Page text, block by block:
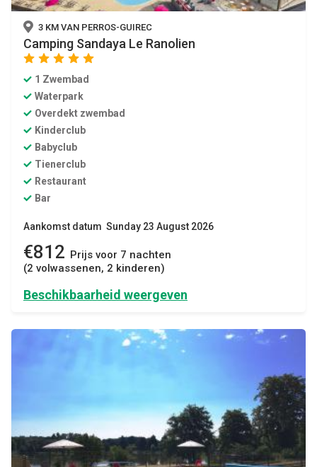
3 KM VAN PERROS-GUIREC
Camping Sandaya Le Ranolien
star star star star
1 Zwembad
Waterpark
Overdekt zwembad
Kinderclub
Babyclub
Tienerclub
Restaurant
Bar
Aankomst datum Sunday 23 August 2026
€812 Prijs voor 7 nachten
(2 volwassenen, 2 kinderen)
Beschikbaarheid weergeven